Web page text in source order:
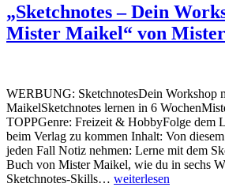
„Sketchnotes – Dein
Mister Maikel“ von
WERBUNG: SketchnotesDein Workshop
MaikelSketchnotes lernen in 6
TOPPGenre: Freizeit & HobbyFolge dem
beim Verlag zu kommen Inhalt: Von
jeden Fall Notiz nehmen: Lerne mit dem
Buch von Mister Maikel, wie du in sechs
Sketchnotes-Skills… „Sketchnotes
weiterlesen